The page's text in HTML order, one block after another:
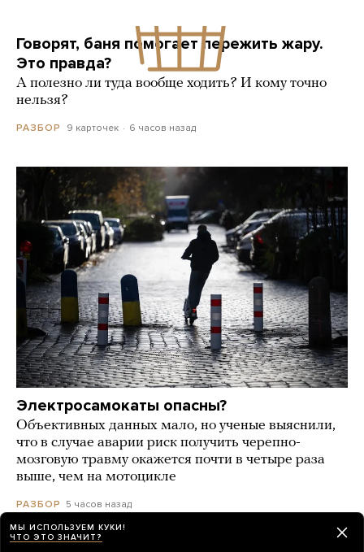
Говорят, баня помогает пережить жару.
Это правда?
А полезно ли туда вообще ходить? И кому точно
нельзя?
РАЗБОР 9 карточек 6 часов назад
Электросамокаты опасны?
Объективных данных мало, но ученые выяснили,
что в случае аварии риск получить черепно-
мозговую травму окажется почти в четыре раза
выше, чем на мотоцикле
РАЗБОР 5 часов назад
МЫ ИСПОЛЬЗУЕМ КУКИ!
ЧТО ЭТО ЗНАЧИТ?